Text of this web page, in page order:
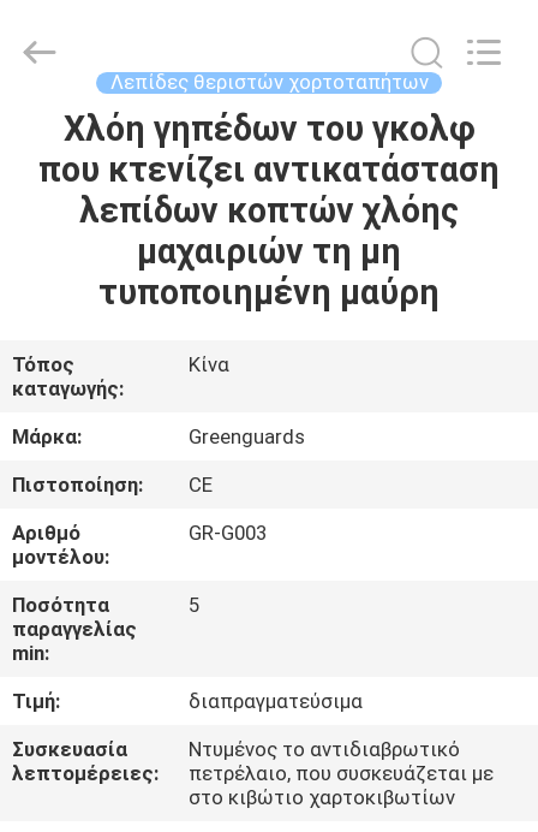
ΣΠΊΤΙ
ΠΡΟΪΌΝΤΑ
ΠΕΡΊΠΟΥ
ΓΎΡΟΣ
ΕΡΓΟΣΤΑΣΊΩΝ
ΠΟΙΟΤΙΚΌΣ
ΈΛΕΓΧΟΣ
ΜΑΣ
ΣΕ
ΕΠΑΦΉ
Trading
Λεπίδες θεριστών χορτοταπήτων
Χλόη γηπέδων του γκολφ
που κτενίζει αντικατάσταση
λεπίδων κοπτών χλόης
μαχαιριών τη μη
τυποποιημένη μαύρη
Τόπος
καταγωγής:
Κίνα
Μάρκα:
Greenguards
Πιστοποίηση:
CE
Αριθμό
μοντέλου:
GR-G003
Ποσότητα
παραγγελίας
min:
5
Τιμή:
διαπραγματεύσιμα
Συσκευασία
λεπτομέρειες:
Ντυμένος το αντιδιαβρωτικό
πετρέλαιο, που συσκευάζεται με
στο κιβώτιο χαρτοκιβωτίων